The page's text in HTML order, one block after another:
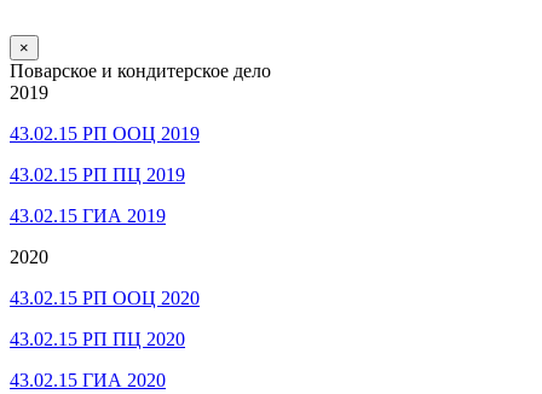
×
Поварское и кондитерское дело
2019
43.02.15 РП ООЦ 2019
43.02.15 РП ПЦ 2019
43.02.15 ГИА 2019
2020
43.02.15 РП ООЦ 2020
43.02.15 РП ПЦ 2020
43.02.15 ГИА 2020